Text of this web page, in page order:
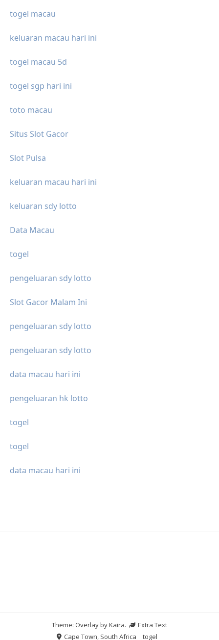
togel macau
keluaran macau hari ini
togel macau 5d
togel sgp hari ini
toto macau
Situs Slot Gacor
Slot Pulsa
keluaran macau hari ini
keluaran sdy lotto
Data Macau
togel
pengeluaran sdy lotto
Slot Gacor Malam Ini
pengeluaran sdy lotto
pengeluaran sdy lotto
data macau hari ini
pengeluaran hk lotto
togel
togel
data macau hari ini
Theme: Overlay byKaira.
Extra Text
Cape Town, South Africa
togel